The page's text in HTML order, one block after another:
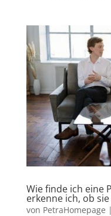
Wie finde ich eine
erkenne ich, ob
von PetraHomepage |